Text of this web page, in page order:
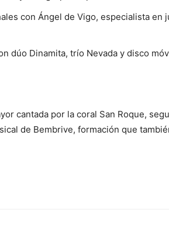
con Ángel de Vigo, especialista en
dúo Dinamita, trío Nevada y disco
cantada por la coral San Roque,
de Bembrive, formación que